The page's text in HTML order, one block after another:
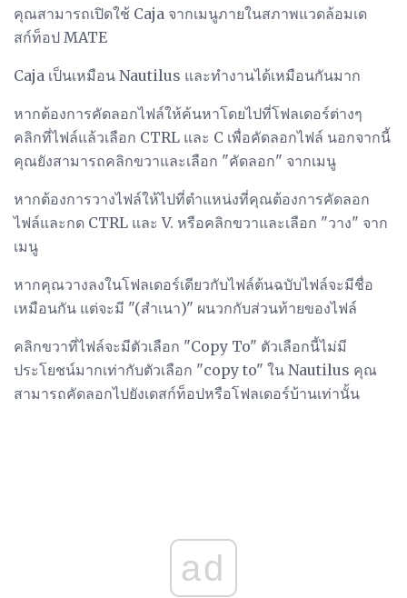
คุณสามารถเปิดใช้ Caja จากเมนูภายในสภาพแวดล้อมเด
สก์ท็อป MATE
Caja เป็นเหมือน Nautilus และทำงานได้เหมือนกันมาก
หากต้องการคัดลอกไฟล์ให้ค้นหาโดยไปที่โฟลเดอร์ต่างๆ
คลิกที่ไฟล์แล้วเลือก CTRL และ C เพื่อคัดลอกไฟล์ นอกจากนี้
คุณยังสามารถคลิกขวาและเลือก "คัดลอก" จากเมนู
หากต้องการวางไฟล์ให้ไปที่ตำแหน่งที่คุณต้องการคัดลอก
ไฟล์และกด CTRL และ V. หรือคลิกขวาและเลือก "วาง" จาก
เมนู
หากคุณวางลงในโฟลเดอร์เดียวกับไฟล์ต้นฉบับไฟล์จะมีชื่อ
เหมือนกัน แต่จะมี "(สำเนา)" ผนวกกับส่วนท้ายของไฟล์
คลิกขวาที่ไฟล์จะมีตัวเลือก "Copy To" ตัวเลือกนี้ไม่มี
ประโยชน์มากเท่ากับตัวเลือก "copy to" ใน Nautilus คุณ
สามารถคัดลอกไปยังเดสก์ท็อปหรือโฟลเดอร์บ้านเท่านั้น
ad